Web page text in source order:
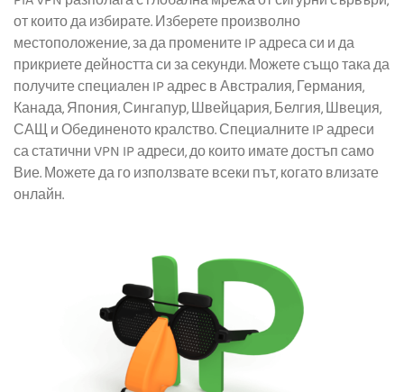
от които да избирате. Изберете произволно
местоположение, за да промените IP адреса си и да
прикриете дейността си за секунди. Можете също така да
получите специален IP адрес в Австралия, Германия,
Канада, Япония, Сингапур, Швейцария, Белгия, Швеция,
САЩ и Обединеното кралство. Специалните IP адреси
са статични VPN IP адреси, до които имате достъп само
Вие. Можете да го използвате всеки път, когато влизате
онлайн.